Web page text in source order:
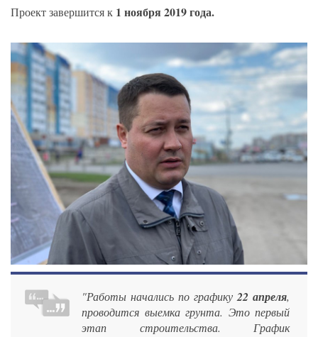
Проект завершится к 1 ноября 2019 года.
"Работы начались по графику 22 апреля,
проводится выемка грунта. Это первый
этап строительства. График